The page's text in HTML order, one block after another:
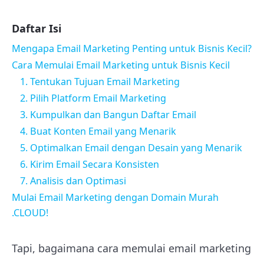
Daftar Isi
Mengapa Email Marketing Penting untuk Bisnis Kecil?
Cara Memulai Email Marketing untuk Bisnis Kecil
1. Tentukan Tujuan Email Marketing
2. Pilih Platform Email Marketing
3. Kumpulkan dan Bangun Daftar Email
4. Buat Konten Email yang Menarik
5. Optimalkan Email dengan Desain yang Menarik
6. Kirim Email Secara Konsisten
7. Analisis dan Optimasi
Mulai Email Marketing dengan Domain Murah
.CLOUD!
Tapi, bagaimana cara memulai email marketing